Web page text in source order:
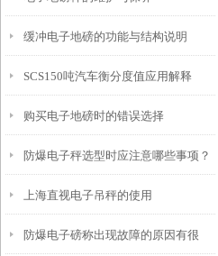
缓冲电子地磅的功能与结构说明
SCS150吨汽车衡分度值应用解释
购买电子地磅时的错误选择
防爆电子秤选型时应注意哪些事项？
上海直视电子吊秤的使用
防爆电子磅称出现故障的原因有很